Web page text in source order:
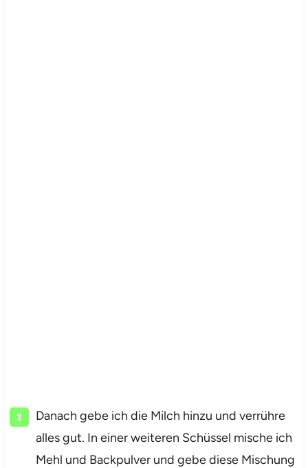
Danach gebe ich die Milch hinzu und verrühre
alles gut. In einer weiteren Schüssel mische ich
Mehl und Backpulver und gebe diese Mischung